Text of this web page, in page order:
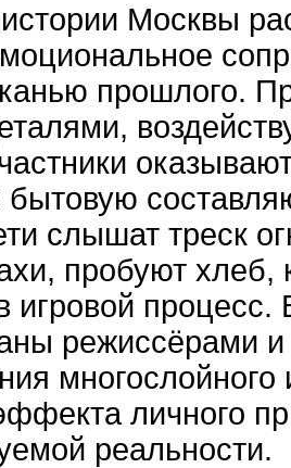
Москвы
прошлого.
слышат треск
пробуют хлеб,
игровой
режиссёрами и
многослойного
личного
реальности.